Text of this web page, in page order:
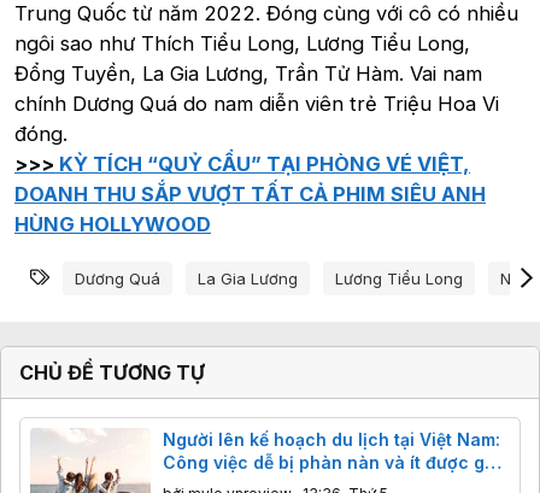
Trung Quốc từ năm 2022. Đóng cùng với cô có nhiều
ngôi sao như Thích Tiểu Long, Lương Tiểu Long,
Đổng Tuyền, La Gia Lương, Trần Tử Hàm. Vai nam
chính Dương Quá do nam diễn viên trẻ Triệu Hoa Vi
đóng.
>>> KỲ TÍCH “QUỶ CẨU” TẠI PHÒNG VÉ VIỆT,
DOANH THU SẮP VƯỢT TẤT CẢ PHIM SIÊU ANH
HÙNG HOLLYWOOD
Từ khóa
Dương Quá La Gia Lương Lương Tiểu Long
CHỦ ĐỀ TƯƠNG TỰ
Người lên kế hoạch du lịch tại Việt Nam:
Công việc dễ bị phàn nàn và ít được ghi
nhận công sức nhất